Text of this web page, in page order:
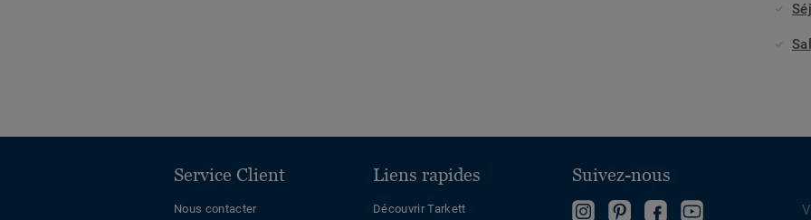
Service Client
Nous contacter
Liens rapides
Découvrir Tarkett
Suivez-nous
FollowFollowDevenezRegardez